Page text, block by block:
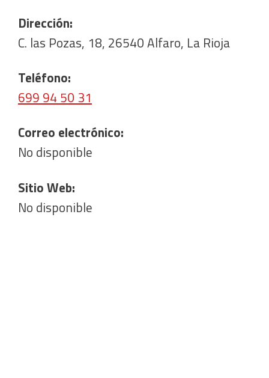
Dirección:
C. las Pozas, 18, 26540 Alfaro, La Rioja
Teléfono:
699 94 50 31
Correo electrónico:
No disponible
Sitio Web:
No disponible